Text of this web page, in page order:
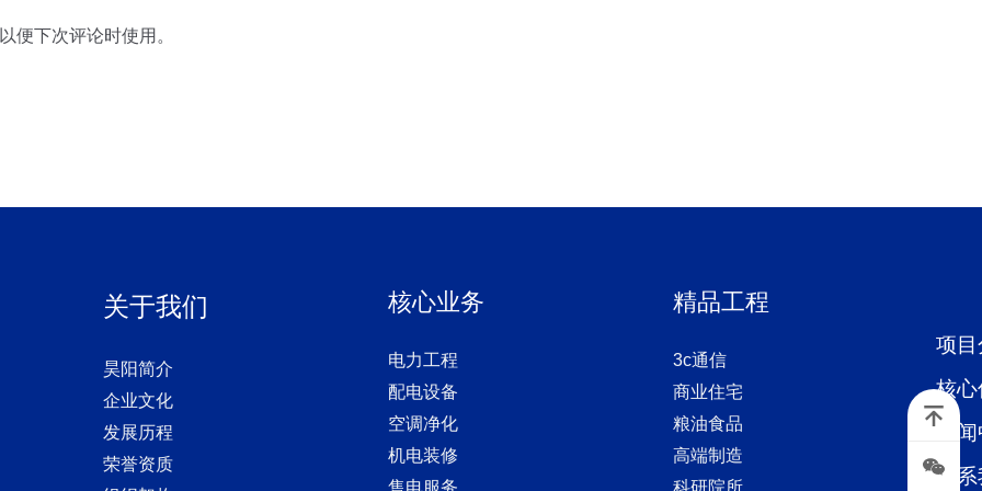
便下次评论时使用。
关于我们
昊阳简介
企业文化
发展历程
荣誉资质
核心业务
电力工程
配电设备
空调净化
机电装修
售电服务
精品工程
3c通信
商业住宅
粮油食品
高端制造
科研院所
项
核心
新闻
联系